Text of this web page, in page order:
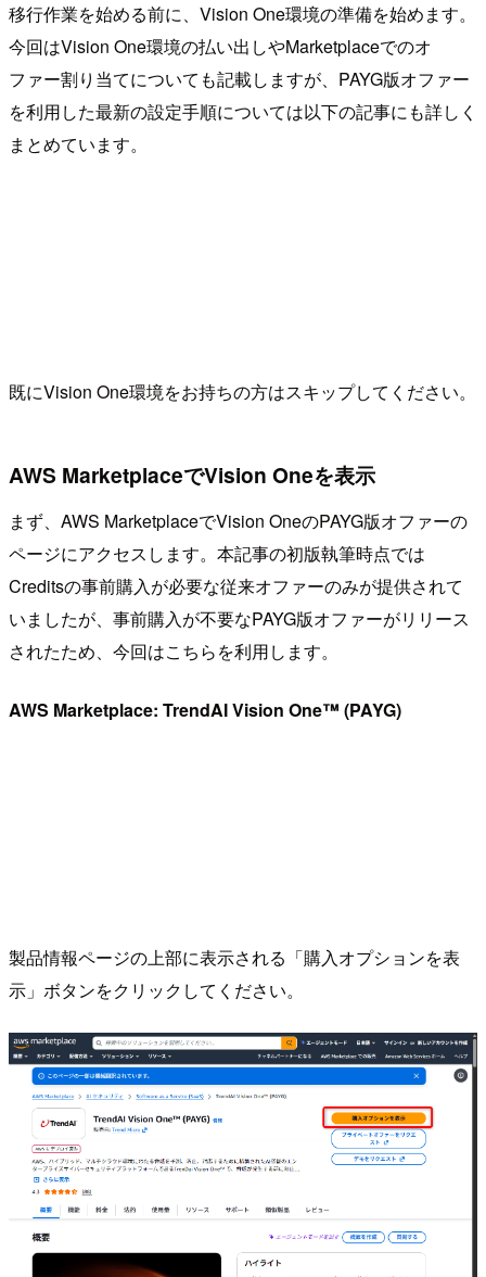
移行作業を始める前に、Vision One環境の準備を始めます。
今回はVision One環境の払い出しやMarketplaceでのオ
ファー割り当てについても記載しますが、PAYG版オファー
を利用した最新の設定手順については以下の記事にも詳しく
まとめています。
既にVision One環境をお持ちの方はスキップしてください。
AWS MarketplaceでVision Oneを表示
まず、AWS MarketplaceでVision OneのPAYG版オファーの
ページにアクセスします。本記事の初版執筆時点では
Creditsの事前購入が必要な従来オファーのみが提供されて
いましたが、事前購入が不要なPAYG版オファーがリリース
されたため、今回はこちらを利用します。
AWS Marketplace: TrendAI Vision One™ (PAYG)
製品情報ページの上部に表示される「購入オプションを表
示」ボタンをクリックしてください。